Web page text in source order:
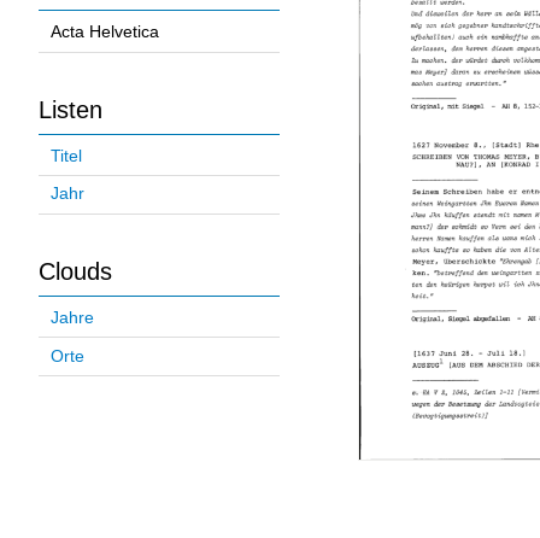
Acta Helvetica
Listen
Titel
Jahr
Clouds
Jahre
Orte